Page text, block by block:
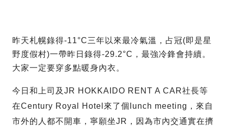
昨天札幌錄得-11°C三年以來最冷氣溫，占冠(即是星
野度假村)一帶昨日錄得-29.2°C，最強冷鋒會持續。
大家一定要穿多點暖身內衣。
今日和上司及JR HOKKAIDO RENT A CAR社長等
在Century Royal Hotel來了個lunch meeting，來自
市外的人都不開車，寧願坐JR，因為市內交通實在擠